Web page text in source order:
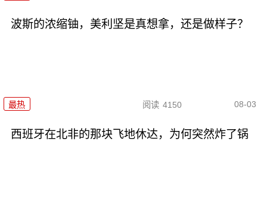
波斯的浓缩铀，美利坚是真想拿，还是做样子？
最热 阅读 4150 08-03
西班牙在北非的那块飞地休达，为何突然炸了锅